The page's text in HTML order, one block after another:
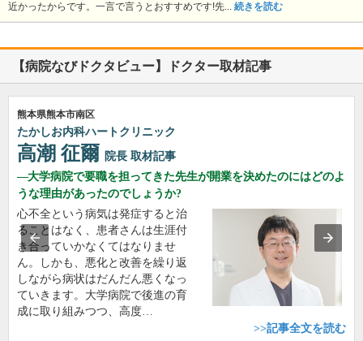
近かったからです。一言で言うとおすすめです!先... 続きを読む
【病院なびドクタビュー】ドクター取材記事
熊本県熊本市南区
たかしお内科ハートクリニック
高潮 征爾 院長 取材記事
大学病院で要職を担ってきた先生が開業を決めたのにはどのよ
うな理由があったのでしょうか?
心不全という病気は発症すると治
ることはなく、患者さんは生涯付
き合っていかなくてはなりませ
ん。しかも、悪化と改善を繰り返
しながら病状はだんだん悪くなっ
ていきます。大学病院で後進の育
成に取り組みつつ、高度…
>>記事全文を読む